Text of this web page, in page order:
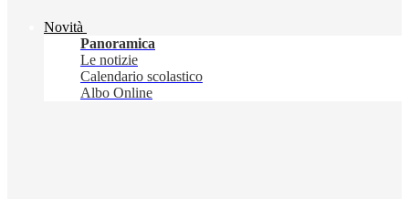
Novità
Panoramica
Le notizie
Calendario scolastico
Albo Online